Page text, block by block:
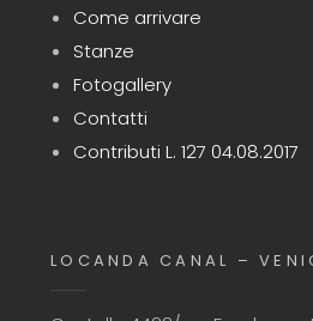
Come arrivare
Stanze
Fotogallery
Contatti
Contributi L. 127 04.08.2017
LOCANDA CANAL –